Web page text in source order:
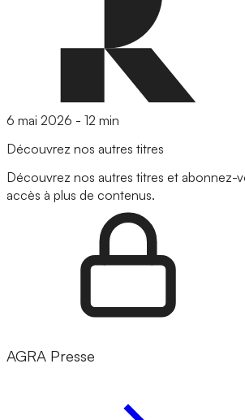
6 mai 2026 - 12 min
Découvrez nos autres titres
Découvrez nos autres titres et abonnez-
accès à plus de contenus.
AGRA Presse